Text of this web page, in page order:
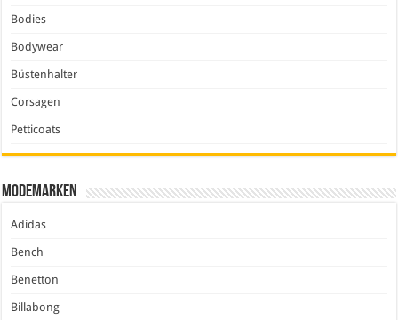
Bodies
Bodywear
Büstenhalter
Corsagen
Petticoats
Modemarken
Adidas
Bench
Benetton
Billabong